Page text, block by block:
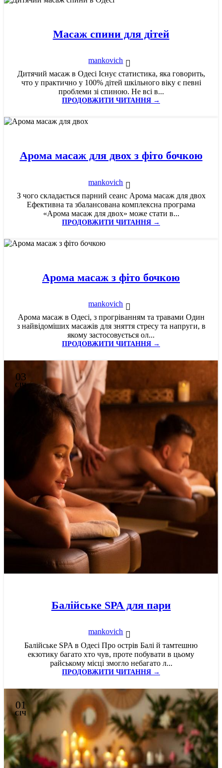
Масаж спини для дітей
mankovich
Дитячий масаж в Одесі Існує статистика, яка говорить,
что у практично у 100% дітей шкільного віку є певні
проблеми зі спиною. Не всі в...
ПРОДОВЖИТИ ЧИТАННЯ →
Арома масаж для двох з фіто бочкою
mankovich
З чого складається парний сеанс Арома масаж для двох
Ефективна та збалансована комплексна програма
«Арома масаж для двох» може стати в...
ПРОДОВЖИТИ ЧИТАННЯ →
Арома масаж з фіто бочкою
mankovich
Арома масаж в Одесі, з прогріванням та травами Один
з найвідоміших масажів для зняття стресу та напруги, в
якому застосовується ол...
ПРОДОВЖИТИ ЧИТАННЯ →
03
СІЧ
Балійське SPA для пари
mankovich
Балійське SPA в Одесі Про острів Балі й тамтешню
екзотику багато хто чув, проте побувати в цьому
райському місці змогло небагато л...
ПРОДОВЖИТИ ЧИТАННЯ →
01
СІЧ